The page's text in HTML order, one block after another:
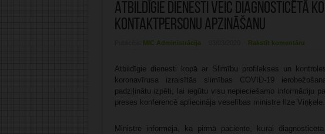
Atbildīgie dienesti veic diagnosticētā
kontaktpersonu apzināšanu
MIC Administrācija Rakstīt komentāru
Atbildīgie dienesti kopā ar Slimību profilakses un
koronavīrusa izraisītās slimības COVID-19
padziļinātu izpēti, lai iegūtu visu nepieciešamo informāciju
preses konferencē apliecināja veselības ministre Ilze Viņķele.
Ministre informēja, ka pirmā paciente, kurai